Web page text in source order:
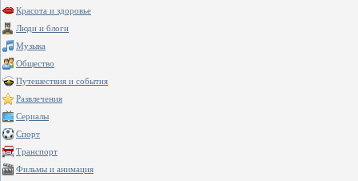
Красота и здоровье
Люди и блоги
Музыка
Общество
Путешествия и события
Развлечения
Сериалы
Спорт
Транспорт
Фильмы и анимация